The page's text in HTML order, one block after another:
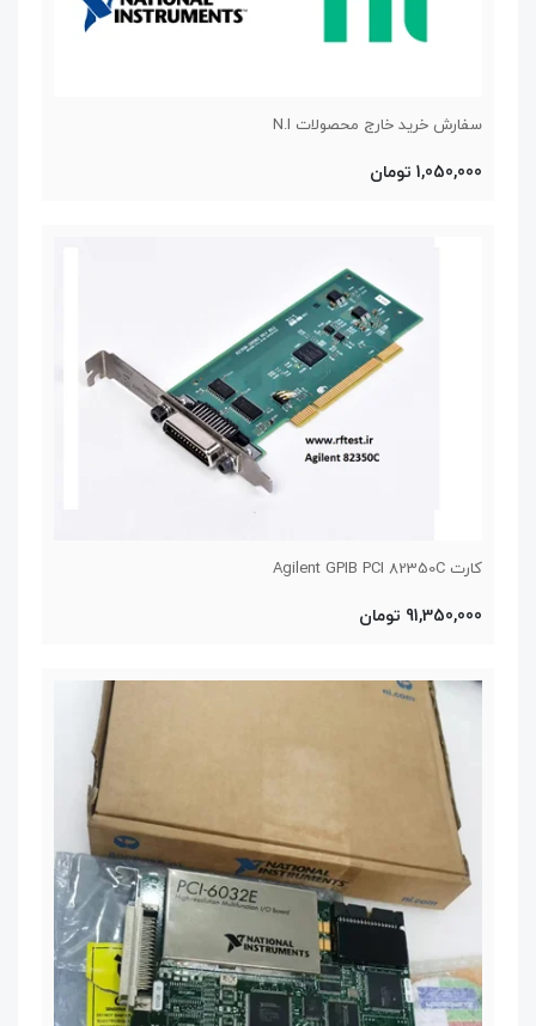
سفارش خرید خارج محصولات N.I
1,050,000 تومان
کارت Agilent GPIB PCI 82350C
91,350,000 تومان